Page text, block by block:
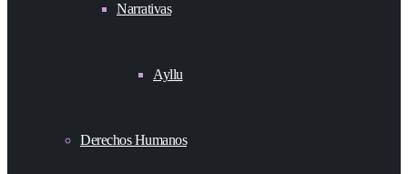
Narrativas
Ayllu
Derechos Humanos